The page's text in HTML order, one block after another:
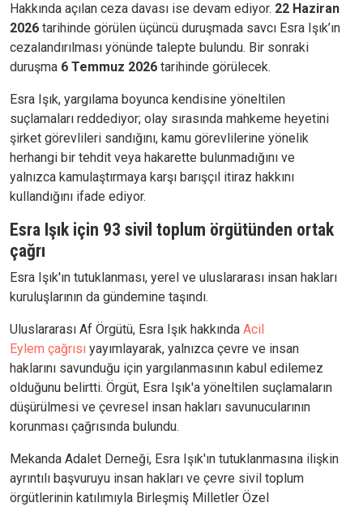
Hakkında açılan ceza davası ise devam ediyor. 22 Haziran
2026 tarihinde görülen üçüncü duruşmada savcı Esra Işık’ın
cezalandırılması yönünde talepte bulundu. Bir sonraki
duruşma 6 Temmuz 2026 tarihinde görülecek.
Esra Işık, yargılama boyunca kendisine yöneltilen
suçlamaları reddediyor; olay sırasında mahkeme heyetini
şirket görevlileri sandığını, kamu görevlilerine yönelik
herhangi bir tehdit veya hakarette bulunmadığını ve
yalnızca kamulaştırmaya karşı barışçıl itiraz hakkını
kullandığını ifade ediyor.
Esra Işık için 93 sivil toplum örgütünden ortak
çağrı
Esra Işık'ın tutuklanması, yerel ve uluslararası insan hakları
kuruluşlarının da gündemine taşındı.
Uluslararası Af Örgütü, Esra Işık hakkında Acil
Eylem çağrısı yayımlayarak, yalnızca çevre ve insan
haklarını savunduğu için yargılanmasının kabul edilemez
olduğunu belirtti. Örgüt, Esra Işık'a yöneltilen suçlamaların
düşürülmesi ve çevresel insan hakları savunucularının
korunması çağrısında bulundu.
Mekanda Adalet Derneği, Esra Işık'ın tutuklanmasına ilişkin
ayrıntılı başvuruyu insan hakları ve çevre sivil toplum
örgütlerinin katılımıyla Birleşmiş Milletler Özel